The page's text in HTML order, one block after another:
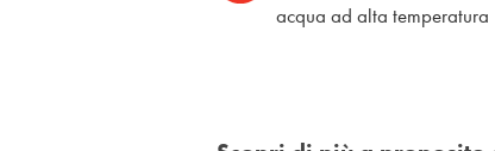
acqua ad alta temperatura